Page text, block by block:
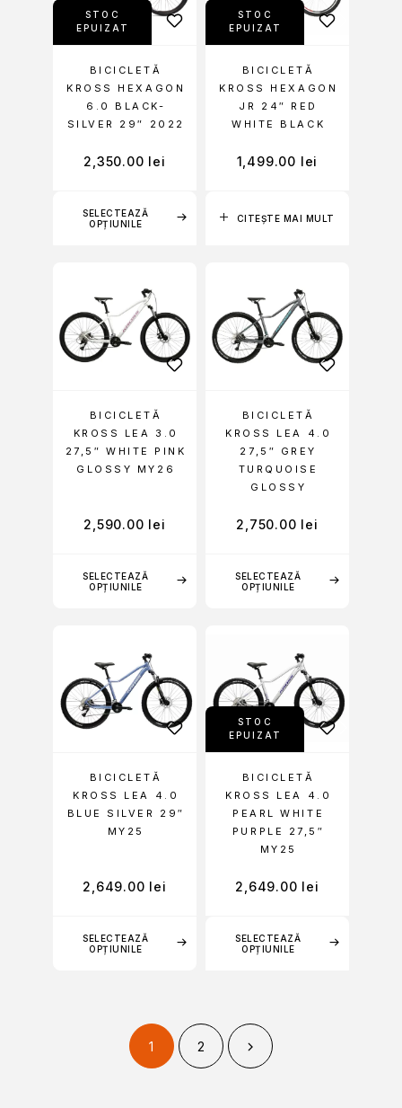
STOC
EPUIZAT
SELECTEAZĂ
OPȚIUNILE
BICICLETĂ
KROSS HEXAGON
6.0 BLACK-
SILVER 29″ 2022
2,350.00 lei
STOC
EPUIZAT
CITEȘTE MAI MULT
BICICLETĂ
KROSS HEXAGON
JR 24″ RED
WHITE BLACK
1,499.00 lei
SELECTEAZĂ
OPȚIUNILE
BICICLETĂ
KROSS LEA 3.0
27,5″ WHITE PINK
GLOSSY MY26
2,590.00 lei
SELECTEAZĂ
OPȚIUNILE
BICICLETĂ
KROSS LEA 4.0
27,5″ GREY
TURQUOISE
GLOSSY
2,750.00 lei
SELECTEAZĂ
OPȚIUNILE
BICICLETĂ
KROSS LEA 4.0
BLUE SILVER 29″
MY25
2,649.00 lei
STOC
EPUIZAT
SELECTEAZĂ
OPȚIUNILE
BICICLETĂ
KROSS LEA 4.0
PEARL WHITE
PURPLE 27,5″
MY25
2,649.00 lei
1 2